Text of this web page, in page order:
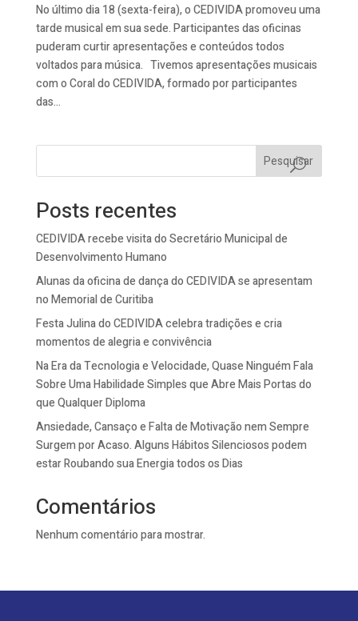
No último dia 18 (sexta-feira), o CEDIVIDA promoveu uma
tarde musical em sua sede. Participantes das oficinas
puderam curtir apresentações e conteúdos todos
voltados para música. Tivemos apresentações musicais
com o Coral do CEDIVIDA, formado por participantes
das...
Pesquisar
Posts recentes
CEDIVIDA recebe visita do Secretário Municipal de
Desenvolvimento Humano
Alunas da oficina de dança do CEDIVIDA se apresentam
no Memorial de Curitiba
Festa Julina do CEDIVIDA celebra tradições e cria
momentos de alegria e convivência
Na Era da Tecnologia e Velocidade, Quase Ninguém Fala
Sobre Uma Habilidade Simples que Abre Mais Portas do
que Qualquer Diploma
Ansiedade, Cansaço e Falta de Motivação nem Sempre
Surgem por Acaso. Alguns Hábitos Silenciosos podem
estar Roubando sua Energia todos os Dias
Comentários
Nenhum comentário para mostrar.